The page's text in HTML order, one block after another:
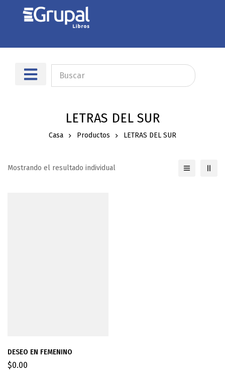
LETRAS DEL SUR
Casa Productos LETRAS DEL SUR
Mostrando el resultado individual
DESEO EN FEMENINO
$0.00